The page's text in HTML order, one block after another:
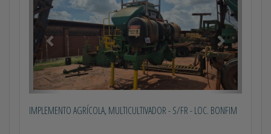
IMPLEMENTO AGRÍCOLA, MULTICULTIVADOR - S/FR - LOC. BONFIM